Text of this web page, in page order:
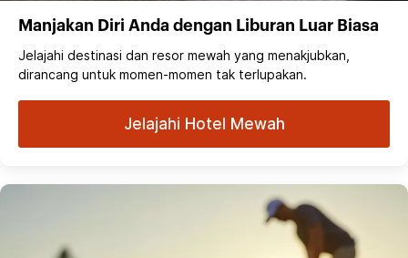
Manjakan Diri Anda dengan Liburan Luar Biasa
Jelajahi destinasi dan resor mewah yang menakjubkan,
dirancang untuk momen-momen tak terlupakan.
Jelajahi Hotel Mewah